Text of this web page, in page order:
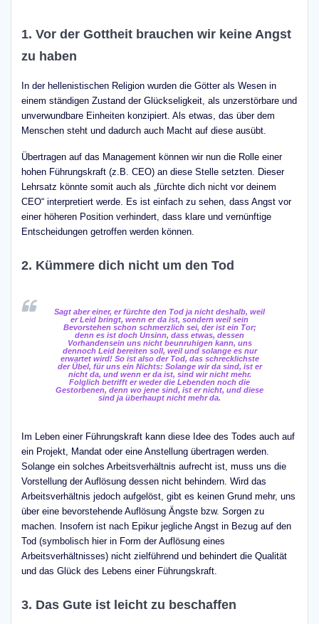
1. Vor der Gottheit brauchen wir keine Angst
zu haben
In der hellenistischen Religion wurden die Götter als Wesen in
einem ständigen Zustand der Glückseligkeit, als unzerstörbare und
unverwundbare Einheiten konzipiert. Als etwas, das über dem
Menschen steht und dadurch auch Macht auf diese ausübt.
Übertragen auf das Management können wir nun die Rolle einer
hohen Führungskraft (z.B. CEO) an diese Stelle setzten. Dieser
Lehrsatz könnte somit auch als „fürchte dich nicht vor deinem
CEO“ interpretiert werde. Es ist einfach zu sehen, dass Angst vor
einer höheren Position verhindert, dass klare und vernünftige
Entscheidungen getroffen werden können.
2. Kümmere dich nicht um den Tod
Sagt aber einer, er fürchte den Tod ja nicht deshalb, weil
er Leid bringt, wenn er da ist, sondern weil sein
Bevorstehen schon schmerzlich sei, der ist ein Tor;
denn es ist doch Unsinn, dass etwas, dessen
Vorhandensein uns nicht beunruhigen kann, uns
dennoch Leid bereiten soll, weil und solange es nur
erwartet wird! So ist also der Tod, das schrecklichste
der Übel, für uns ein Nichts: Solange wir da sind, ist er
nicht da, und wenn er da ist, sind wir nicht mehr.
Folglich betrifft er weder die Lebenden noch die
Gestorbenen, denn wo jene sind, ist er nicht, und diese
sind ja überhaupt nicht mehr da.
Im Leben einer Führungskraft kann diese Idee des Todes auch auf
ein Projekt, Mandat oder eine Anstellung übertragen werden.
Solange ein solches Arbeitsverhältnis aufrecht ist, muss uns die
Vorstellung der Auflösung dessen nicht behindern. Wird das
Arbeitsverhältnis jedoch aufgelöst, gibt es keinen Grund mehr, uns
über eine bevorstehende Auflösung Ängste bzw. Sorgen zu
machen. Insofern ist nach Epikur jegliche Angst in Bezug auf den
Tod (symbolisch hier in Form der Auflösung eines
Arbeitsverhältnisses) nicht zielführend und behindert die Qualität
und das Glück des Lebens einer Führungskraft.
3. Das Gute ist leicht zu beschaffen